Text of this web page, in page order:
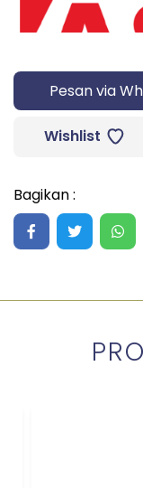
Pesan via
Wishlist
Bagikan :
Share onShare on